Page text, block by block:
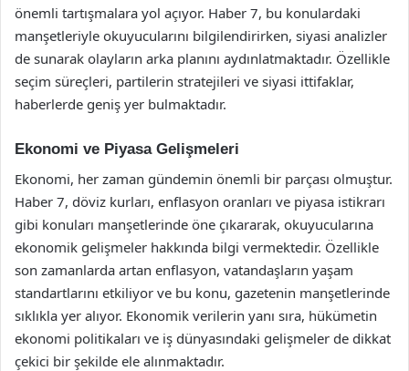
önemli tartışmalara yol açıyor. Haber 7, bu konulardaki
manşetleriyle okuyucularını bilgilendirirken, siyasi analizler
de sunarak olayların arka planını aydınlatmaktadır. Özellikle
seçim süreçleri, partilerin stratejileri ve siyasi ittifaklar,
haberlerde geniş yer bulmaktadır.
Ekonomi ve Piyasa Gelişmeleri
Ekonomi, her zaman gündemin önemli bir parçası olmuştur.
Haber 7, döviz kurları, enflasyon oranları ve piyasa istikrarı
gibi konuları manşetlerinde öne çıkararak, okuyucularına
ekonomik gelişmeler hakkında bilgi vermektedir. Özellikle
son zamanlarda artan enflasyon, vatandaşların yaşam
standartlarını etkiliyor ve bu konu, gazetenin manşetlerinde
sıklıkla yer alıyor. Ekonomik verilerin yanı sıra, hükümetin
ekonomi politikaları ve iş dünyasındaki gelişmeler de dikkat
çekici bir şekilde ele alınmaktadır.